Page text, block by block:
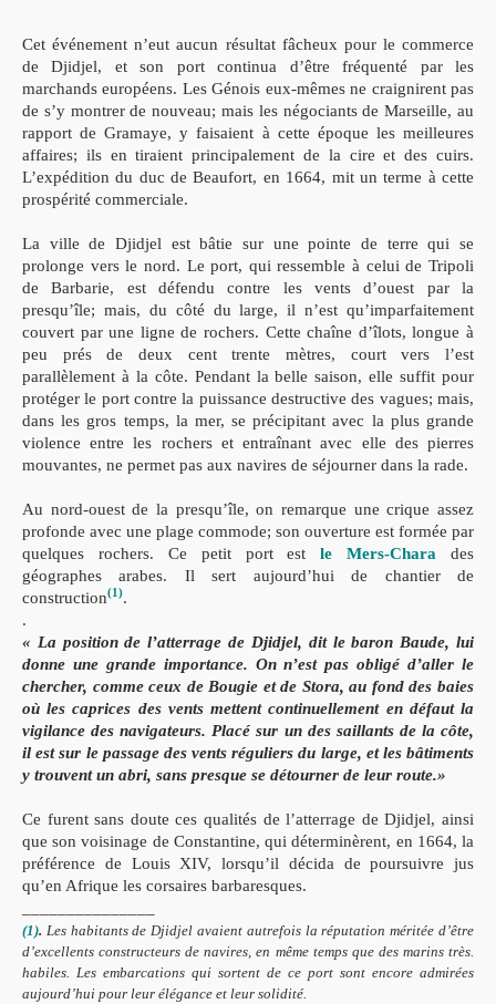
Cet événement n’eut aucun résultat fâcheux pour le commerce
de Djidjel, et son port continua d’être fréquenté par les
marchandseuropéens. Les Génois eux-mêmes ne craignirent pas
de s’y montrer denouveau; mais les négociants de Marseille, au
rapport de Gramaye, y faisaient à cette époque les meilleures
affaires; ils en tiraient principalement de la cire et des cuirs.
L’expédition du duc de Beaufort, en 1664, mit unterme à cette
prospérité commerciale.
La ville de Djidjel est bâtie sur une pointe de terre qui se
prolonge vers le nord. Le port, qui ressemble à celui de Tripoli
de Barbarie, est défendu contre les vents d’ouest par la
presqu’île; mais, du côté dularge, il n’est qu’imparfaitement
couvert par une ligne de rochers. Cettechaîne d’îlots, longue à
peu prés de deux cent trente mètres, court vers l’est
parallèlement à la côte. Pendant la belle saison, elle suffit pour
protéger le port contre la puissance destructive des vagues; mais,
dans les gros temps, la mer, se précipitant avec la plus grande
violence entre les rochers et entraînant avec elle des pierres
mouvantes, ne permet pas aux navires de séjourner dans la rade.
Au nord-ouest de la presqu’île, on remarque une crique assez
profonde avec une plage commode; son ouverture est formée par
quelques rochers. Ce petit port est le Mers-Chara
des
géographes arabes. Ilsert aujourd’hui de chantier de
construction(1).
.
« La position de l’atterrage de Djidjel, dit le baron Baude, lui
donne une grande importance. On n’est pas obligé d’aller le
chercher, comme ceux de Bougie et de Stora, au fond des baies
où les caprices des vents mettent continuellement en défaut la
vigilance des navigateurs. Placé sur un des saillants de la côte,
il est sur le passage des ventsréguliers du large, et les bâtiments
y trouvent un abri, sans presque se détourner de leur route.»
Ce furent sans doute ces qualités de l’atterrage de Djidjel, ainsi
que son voisinage de Constantine, qui déterminèrent, en 1664, la
préférence de Louis XIV, lorsqu’il décida de poursuivre jus
qu’en Afrique les corsaires barbaresques.
(1). Les habitants de Djidjel avaient autrefois la réputation méritée d’être
d’excellents constructeurs de navires, en même temps que des marins très.
habiles. Les embarcations qui sortent de ce port sont encore admirées
aujourd’hui pour leur élégance et leur solidité.